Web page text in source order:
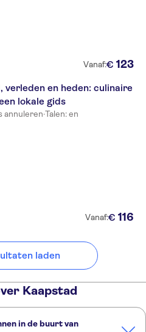
Vanaf:€ 123
verleden en heden: culinaire
lokale gids
annuleren·Talen: en
Vanaf:€ 116
laden
Kaapstad
in de buurt van